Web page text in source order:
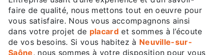
faire de qualité, nous mettons tout en oeuvre pour
vous satisfaire. Nous vous accompagnons ainsi
dans votre projet de placardet sommes à l’écoute
de vos besoins. Si vous habitez à Neuville-sur-
Saône, nous sommes à votre disposition pour vous